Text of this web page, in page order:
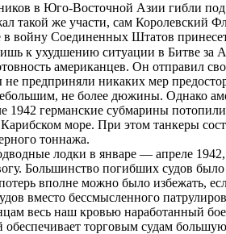
в Юго-Восточной Азии гибли
такой же участи, сам Королевский
войну Соединенных Штатов
к ухудшению ситуации в Битве
американцев. Он отправил
предприняли никаких мер
не более дюжины. Однако
германские субмарины
море. При этом танкеры
тоннажа.
лодки в январе — апреле 1942,
Большинство погибших судов
вполне можно было избежать,
вместо бессмысленного
весь наш кровью наработанный
торговым судам большую